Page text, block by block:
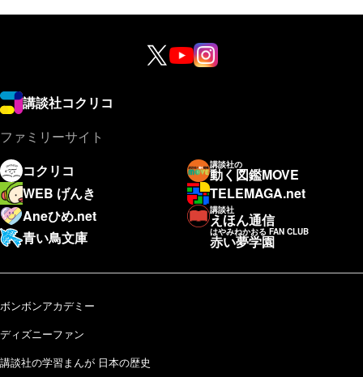
講談社コクリコ
ファミリーサイト
コクリコ
講談社の
動く図鑑MOVE
WEB げんき
TELEMAGA.net
Aneひめ.net
講談社
えほん通信
青い鳥文庫
はやみねかおる FAN CLUB
赤い夢学園
ボンボンアカデミー
ディズニーファン
講談社の学習まんが 日本の歴史